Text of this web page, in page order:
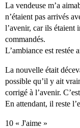
La vendeuse m’a
n’étaient pas arrivés
l’avenir, car ils étaient
commandés.
L’ambiance est restée
La nouvelle était
possible qu’il y ait
corrigé à l’avenir.
En attendant, il reste
10 « J'aime »